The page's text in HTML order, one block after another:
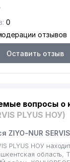
ООО
ООО
АКБ
ФИЛИАЛ
0
отзывов
Оставить отзыв
вопросы о
PLYUS НОУ)
ZIYO-NUR
PLYUS НОУ
область,